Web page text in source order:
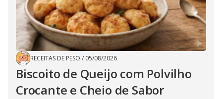
RECEITAS DE PESO / 05/08/2026
Biscoito de Queijo com Polvilho
Crocante e Cheio de Sabor